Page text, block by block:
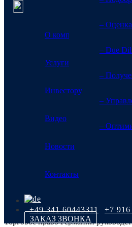
О компании
Услуги
–
– Due
–
–
–
Инвестору
Видео
Новости
Контакты
+49 341 60443311
+7 916
ЗАКАЗ ЗВОНКА
Торговое право
Торговое право Германии